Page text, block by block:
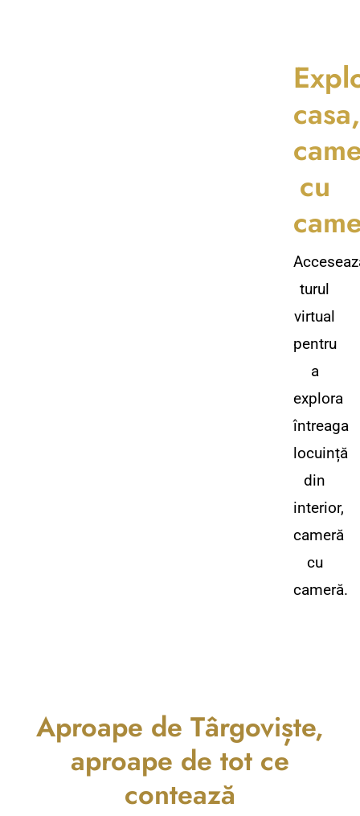
casa,
cu
turul
virtual
pentru
a
explora
întreaga
locuință
din
interior,
cameră
cu
cameră.
Aproape de Târgoviște,
aproape de tot ce
contează